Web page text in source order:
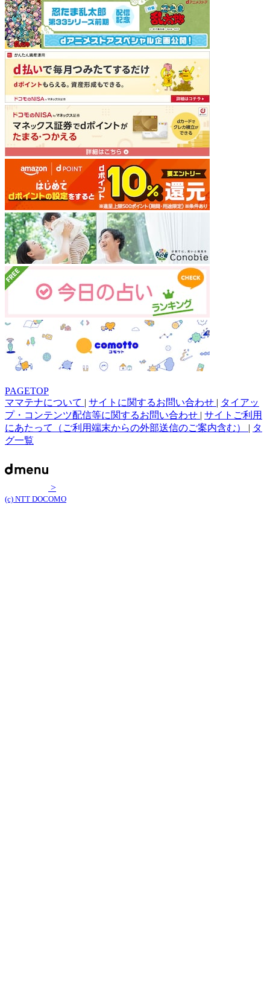
PAGETOP
ママテナについて | サイトに関するお問い合わせ | タイアッ
プ・コンテンツ配信等に関するお問い合わせ | サイトご利用
にあたって（ご利用端末からの外部送信のご案内含む） | タ
グ一覧
>
(c) NTT DOCOMO